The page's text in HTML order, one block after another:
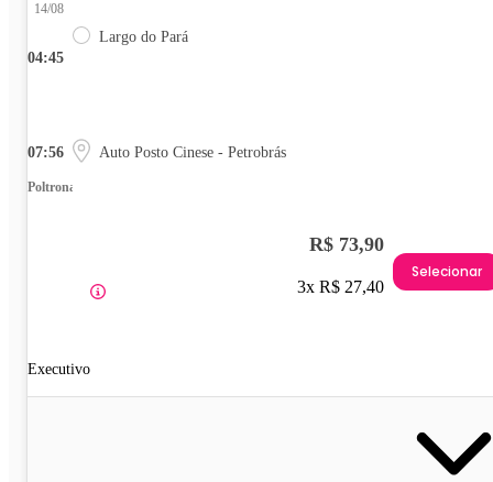
04:45
14/08
Largo do Pará
07:56 Auto Posto Cinese - Petrobrás
Poltrona
Executivo
R$ 73,90
3x R$ 27,40
Selecionar